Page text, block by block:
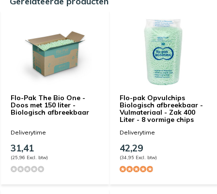
Flo-Pak The Bio One -
Doos met 150 liter -
Biologisch afbreekbaar
Deliverytime
31,41
(25,96 Excl. btw)
Flo-pak Opvulchips
Biologisch afbreekbaar -
Vulmateriaal - Zak 400
Liter - 8 vormige chips
Deliverytime
42,29
(34,95 Excl. btw)